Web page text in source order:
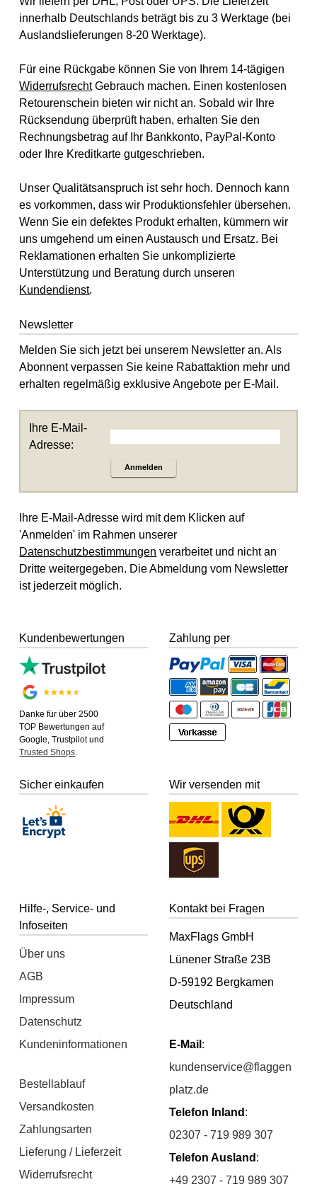
innerhalb Deutschlands beträgt bis zu 3 Werktage (bei
Auslandslieferungen 8-20 Werktage).
Für eine Rückgabe können Sie von Ihrem 14-tägigen
WiderrufsrechtGebrauch machen. Einen kostenlosen
Retourenschein bieten wir nicht an. Sobald wir Ihre
Rücksendung überprüft haben, erhalten Sie den
Rechnungsbetrag auf Ihr Bankkonto, PayPal-Konto
oder Ihre Kreditkarte gutgeschrieben.
Unser Qualitätsanspruch ist sehr hoch. Dennoch kann
es vorkommen, dass wir Produktionsfehler übersehen.
Wenn Sie ein defektes Produkt erhalten, kümmern wir
uns umgehend um einen Austausch und Ersatz. Bei
Reklamationen erhalten Sie unkomplizierte
Unterstützung und Beratung durch unseren
Kundendienst.
Newsletter
Melden Sie sich jetzt bei unserem Newsletter an. Als
Abonnent verpassen Sie keine Rabattaktion mehr und
erhalten regelmäßig exklusive Angebote per E-Mail.
Ihre E-Mail-
Adresse:
Anmelden
Ihre E-Mail-Adresse wird mit dem Klicken auf
'Anmelden' im Rahmen unserer
Datenschutzbestimmungen verarbeitet und nicht an
Dritte weitergegeben. Die Abmeldung vom Newsletter
ist jederzeit möglich.
Kundenbewertungen
Danke für über 2500
TOP Bewertungen auf
Google, Trustpilot und
Trusted Shops.
Zahlung per
Sicher einkaufen Wir versenden mit
Hilfe-, Service- und
Infoseiten
Über uns
AGB
Impressum
Datenschutz
Kundeninformationen
Bestellablauf
Versandkosten
Zahlungsarten
Lieferung / Lieferzeit
Widerrufsrecht
Kontakt bei Fragen
MaxFlags GmbH
Lünener Straße 23B
D-59192 Bergkamen
Deutschland
E-Mail :
kundenservice@flaggen
platz.de
Telefon Inland :
02307 - 719 989 307
Telefon Ausland :
+49 2307 - 719 989 307